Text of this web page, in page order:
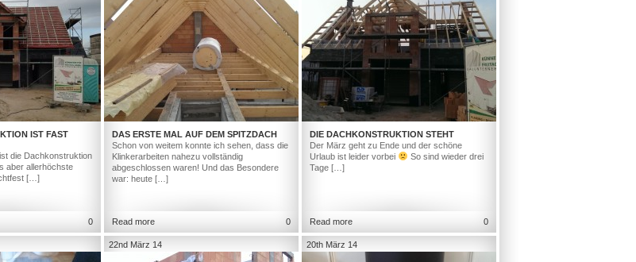
IST FAST
die Dachkonstruktion
aber allerhöchste
[…]
0
DAS ERSTE MAL AUF DEM SPITZDACH
Schon von weitem konnte ich sehen, dass die
Klinkerarbeiten nahezu vollständig
abgeschlossen waren! Und das Besondere
war: heute […]
Read more 0
DIE DACHKONSTRUKTION STEHT
Der März geht zu Ende und der schöne
Urlaub ist leider vorbei
So sind wieder drei
Tage […]
Read more 0
22nd März 14 20th März 14